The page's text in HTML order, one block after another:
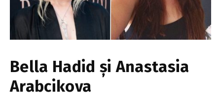
Bella Hadid și Anastasia
Arabcikova